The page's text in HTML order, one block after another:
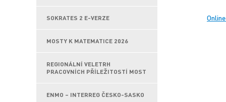
SOKRATES 2 E-VERZE
MOSTY K MATEMATICE 2026
REGIONÁLNÍ VELETRH
PRACOVNÍCH PŘÍLEŽITOSTÍ MOST
ENMO – INTERREG ČESKO-SASKO